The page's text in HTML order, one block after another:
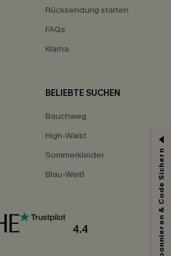
Rücksendung starten
FAQs
Klarna
BELIEBTE SUCHEN
Bauchweg
High-Waist
Sommerkleider
Blau-Weiß
4.4 Abonnieren & Code Sichern